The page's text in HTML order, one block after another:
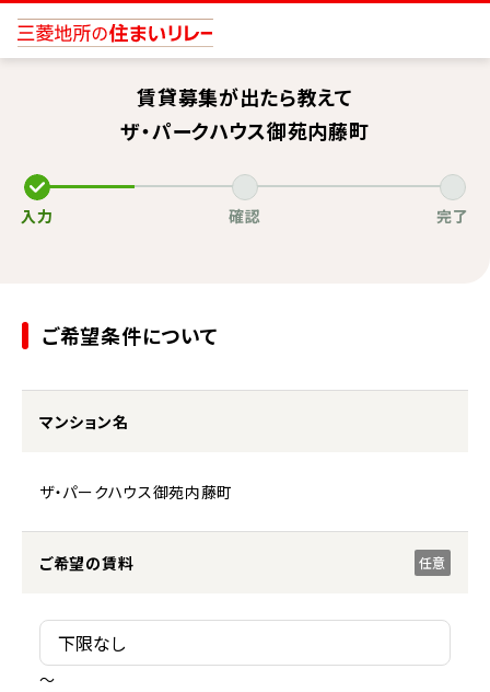
賃貸募集が出たら教えて
ザ・パークハウス御苑内藤町
入力 確認 完了
ご希望条件について
マンション名
ザ・パークハウス御苑内藤町
ご希望の賃料 任意
～